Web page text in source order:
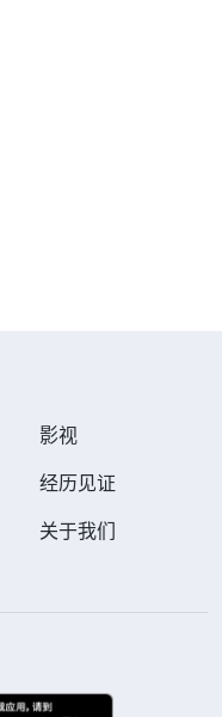
不管受多大的苦，
令我付钱。我说我
慢折磨你！”第二天
所的管教也让我给
每天都要挨打，每
的话：“你要在自己
影视
经历见证
关于我们